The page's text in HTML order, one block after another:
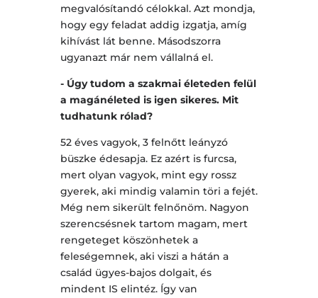
megvalósítandó célokkal. Azt mondja,
hogy egy feladat addig izgatja, amíg
kihívást lát benne. Másodszorra
ugyanazt már nem vállalná el.
- Úgy tudom a szakmai életeden felül
a magánéleted is igen sikeres. Mit
tudhatunk rólad?
52 éves vagyok, 3 felnőtt leányzó
büszke édesapja. Ez azért is furcsa,
mert olyan vagyok, mint egy rossz
gyerek, aki mindig valamin töri a fejét.
Még nem sikerült felnőnöm. Nagyon
szerencsésnek tartom magam, mert
rengeteget köszönhetek a
feleségemnek, aki viszi a hátán a
család ügyes-bajos dolgait, és
mindent IS elintéz. Így van